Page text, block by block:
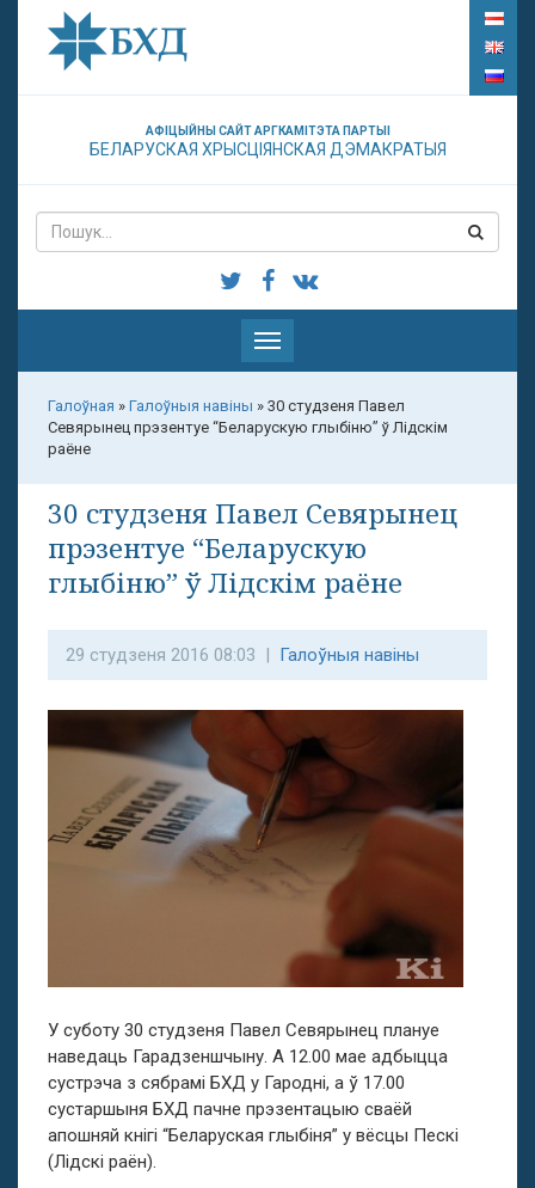
АФІЦЫЙНЫ САЙТ АРГКАМІТЭТА ПАРТЫІ
БЕЛАРУСКАЯ ХРЫСЦІЯНСКАЯ ДЭМАКРАТЫЯ
Паказаць
меню
Галоўная » Галоўныя навіны » 30 студзеня Павел
Севярынец прэзентуе “Беларускую глыбіню” ў Лідскім
раёне
30 студзеня Павел Севярынец
прэзентуе “Беларускую
глыбіню” ў Лідскім раёне
29 студзеня 2016 08:03 | Галоўныя навіны
У суботу 30 студзеня Павел Севярынец плануе
наведаць Гарадзеншчыну. А 12.00 мае адбыцца
сустрэча з сябрамі БХД у Гародні, а ў 17.00
сустаршыня БХД пачне прэзентацыю сваёй
апошняй кнігі “Беларуская глыбіня” у вёсцы Пескі
(Лідскі раён).